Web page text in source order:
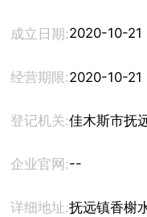
成立日期:2020-10-21
经营期限:
登记机关:佳木斯市抚
企业官网:--
详细地址:抚远镇香榭